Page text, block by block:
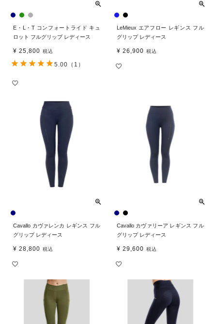
E・L・T コンフォートライド キュ
ロット フルグリップ レディース
¥ 25,800 税込
5.00 （1）
LeMieux エアフロー レギンス フル
グリップ レディース
¥ 26,900 税込
Cavallo カヴァレンカ レギンス フル
グリップ レディース
¥ 28,800 税込
Cavallo カヴァリーア レギンス フル
グリップ レディース
¥ 29,600 税込